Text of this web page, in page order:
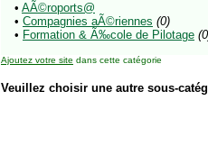
• AÃ©roports@
• Compagnies aÃ©riennes (0)
• Formation & Ã‰cole de Pilotage
Ajoutez votre site dans cette catégorie
Veuillez choisir une autre sous-